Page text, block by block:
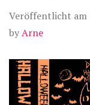
Veröffentlicht am
byArne